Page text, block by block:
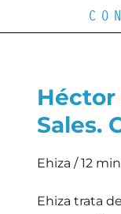
Héctor
Sales.
Ehiza / 12
Ehiza trata